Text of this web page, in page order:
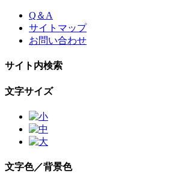
Skip
content
Q＆A
サイトマップ
お問い合わせ
サイト内検索
文字サイズ
文字色／背景色